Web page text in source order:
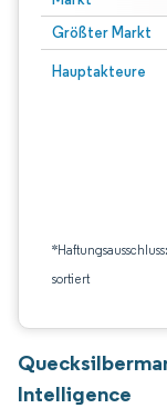
Größter Markt
Hauptakteure
sortiert
Intelligence